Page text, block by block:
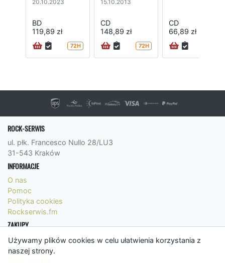
Używamy plików cookies w celu ułatwienia korzystania z
naszej strony.
20.10.2023
BD
119,89 zł
72H
15.10.2013
CD
148,89 zł
72H
CD
66,89 zł
ROCK-SERWIS
ul. płk. Francesco Nullo 28/LU3
31-543 Kraków
INFORMACJE
O nas
Pomoc
Polityka cookies
Rockserwis.fm
ZAKUPY
Formy płatności
Koszty wysyłki